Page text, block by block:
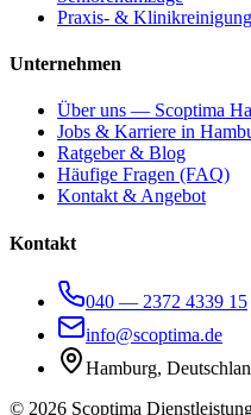
Praxis- & Klinikreinigung
Unternehmen
Über uns — Scoptima
Jobs & Karriere in
Ratgeber & Blog
Häufige Fragen (FAQ)
Kontakt & Angebot
Kontakt
040 — 2372 4339 15
info@scoptima.de
Hamburg,
© 2026 Scoptima